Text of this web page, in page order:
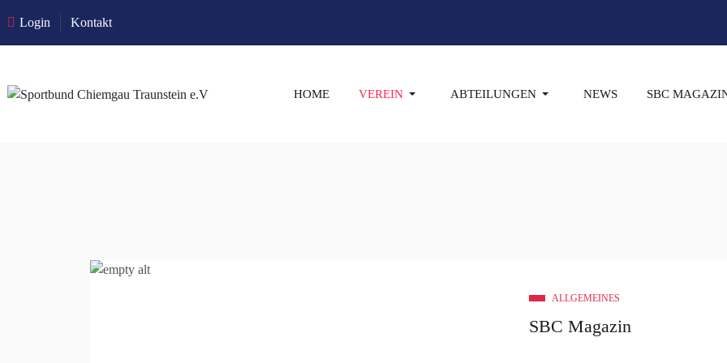
Login Kontakt
HOME VEREIN ABTEILUNGEN NEWS SBC
ALLGEMEINES
SBC Magazin